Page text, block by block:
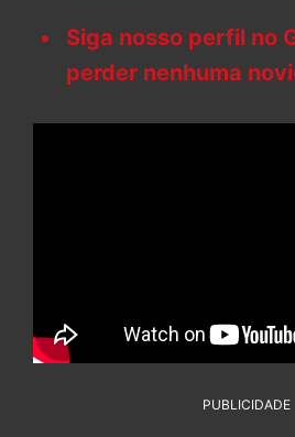
Siga nosso perfil no
perder nenhuma
PUBLICIDADE